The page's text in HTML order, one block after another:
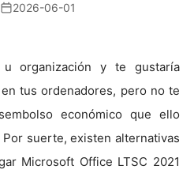
2026-06-01
organización y te gustaría
tus ordenadores, pero no te
económico que ello
suerte, existen alternativas
Microsoft Office LTSC 2021